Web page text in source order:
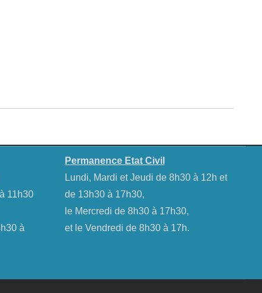
11h30
à
Permanence Etat Civil
Lundi, Mardi et Jeudi de 8h30 à 12h et
de 13h30 à 17h30,
le Mercredi de 8h30 à 17h30,
et le Vendredi de 8h30 à 17h.